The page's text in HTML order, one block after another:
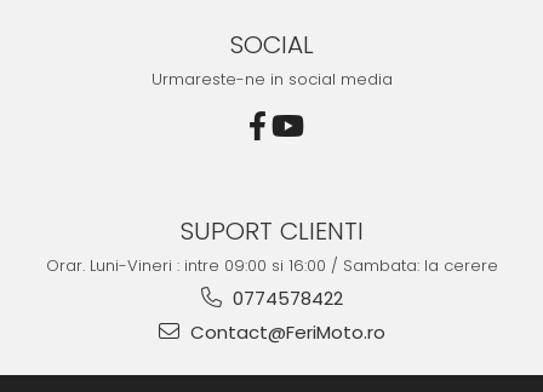
SOCIAL
Urmareste-ne in social media
SUPORT CLIENTI
Orar. Luni-Vineri : intre 09:00 si 16:00 / Sambata: la cerere
0774578422
Contact@FeriMoto.ro